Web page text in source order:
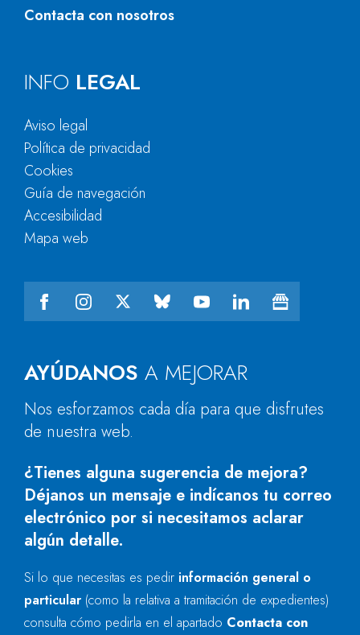
Contacta con nosotros
AYÚDANOS A MEJORAR
Nos esforzamos cada día para que disfrutes
de nuestra web.
¿Tienes alguna sugerencia de mejora?
Déjanos un mensaje e indícanos tu correo
electrónico por si necesitamos aclarar
algún detalle.
Si lo que necesitas es pedir información general o
particular (como la relativa a tramitación de expedientes)
consulta cómo pedirla en el apartado Contacta con
INFO LEGAL
Aviso legal
Política de privacidad
Cookies
Guía de navegación
Accesibilidad
Mapa web